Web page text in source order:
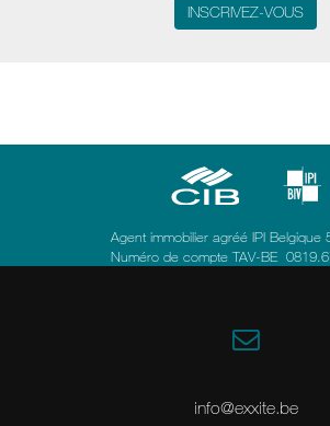
INSCRIVEZ-VOUS
Agent immobilier agréé IPI Belgique
Numéro de compte TAV-BE
info@exxite.be